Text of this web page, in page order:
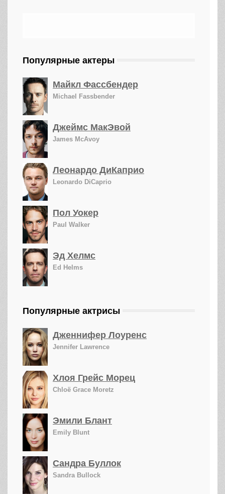
Популярные актеры
Майкл Фассбендер
Michael Fassbender
Джеймс МакЭвой
James McAvoy
Леонардо ДиКаприо
Leonardo DiCaprio
Пол Уокер
Paul Walker
Эд Хелмс
Ed Helms
Популярные актрисы
Дженнифер Лоуренс
Jennifer Lawrence
Хлоя Грейс Морец
Chloë Grace Moretz
Эмили Блант
Emily Blunt
Сандра Буллок
Sandra Bullock